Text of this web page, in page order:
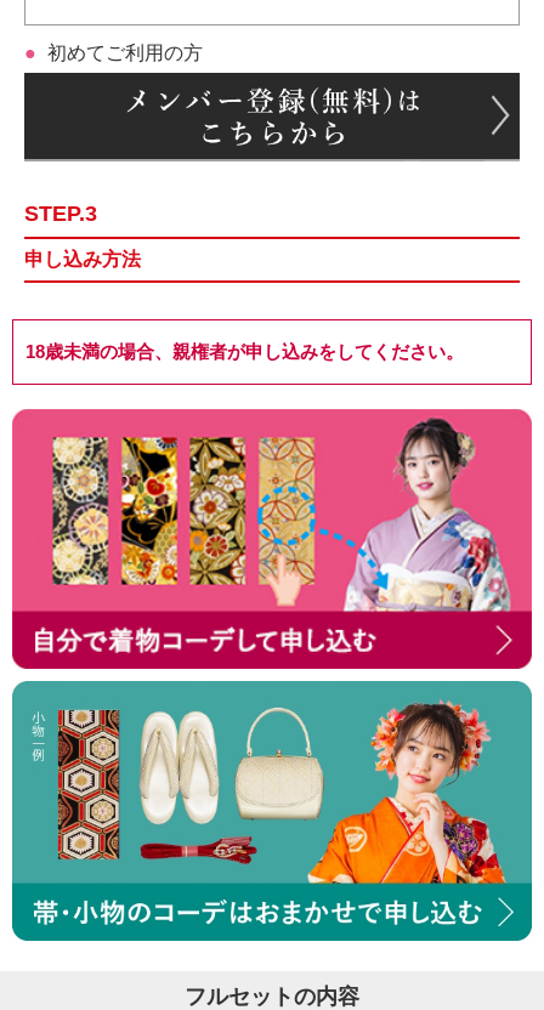
初めてご利用の方
STEP.3
申し込み方法
18歳未満の場合、親権者が申し込みをしてください。
フルセットの内容